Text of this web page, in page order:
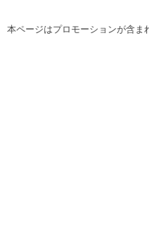
本ページはプロモーションが含ま